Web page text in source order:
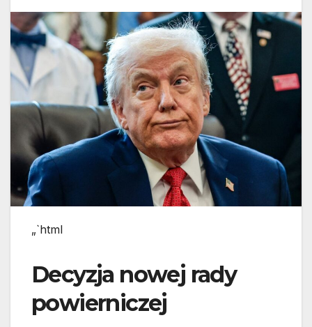
„`html
Decyzja nowej rady
powierniczej